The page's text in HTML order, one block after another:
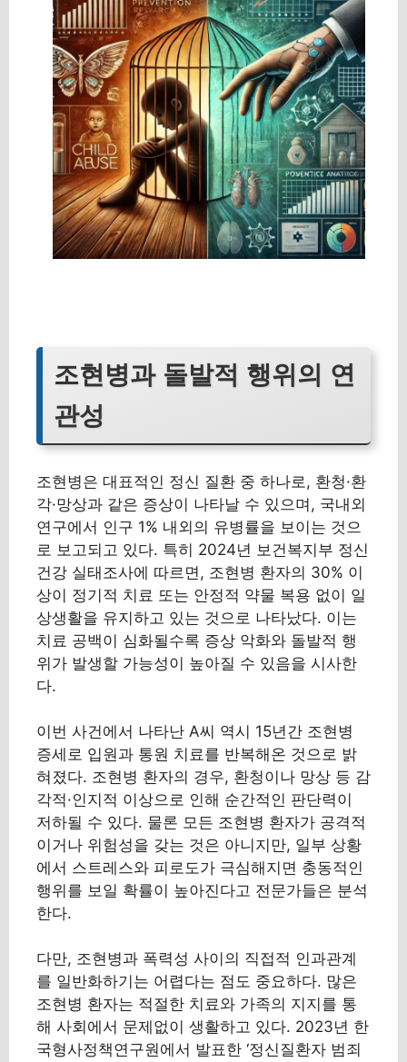
조현병과 돌발적 행위의 연
관성
조현병은 대표적인 정신 질환 중 하나로, 환청·환
각·망상과 같은 증상이 나타날 수 있으며, 국내외
연구에서 인구 1% 내외의 유병률을 보이는 것으
로 보고되고 있다. 특히 2024년 보건복지부 정신
건강 실태조사에 따르면, 조현병 환자의 30% 이
상이 정기적 치료 또는 안정적 약물 복용 없이 일
상생활을 유지하고 있는 것으로 나타났다. 이는
치료 공백이 심화될수록 증상 악화와 돌발적 행
위가 발생할 가능성이 높아질 수 있음을 시사한
다.
이번 사건에서 나타난 A씨 역시 15년간 조현병
증세로 입원과 통원 치료를 반복해온 것으로 밝
혀졌다. 조현병 환자의 경우, 환청이나 망상 등 감
각적·인지적 이상으로 인해 순간적인 판단력이
저하될 수 있다. 물론 모든 조현병 환자가 공격적
이거나 위험성을 갖는 것은 아니지만, 일부 상황
에서 스트레스와 피로도가 극심해지면 충동적인
행위를 보일 확률이 높아진다고 전문가들은 분석
한다.
다만, 조현병과 폭력성 사이의 직접적 인과관계
를 일반화하기는 어렵다는 점도 중요하다. 많은
조현병 환자는 적절한 치료와 가족의 지지를 통
해 사회에서 문제없이 생활하고 있다. 2023년 한
국형사정책연구원에서 발표한 ‘정신질환자 범죄